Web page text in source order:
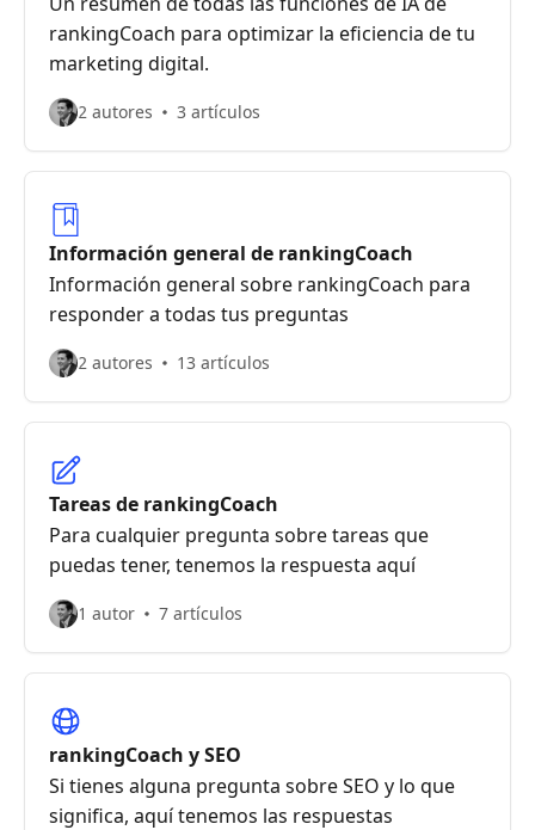
rankingCoach para optimizar la eficiencia de tu
marketing digital.
2 autores 3 artículos
Información general de rankingCoach
Información general sobre rankingCoach para
responder a todas tus preguntas
2 autores 13 artículos
Tareas de rankingCoach
Para cualquier pregunta sobre tareas que
puedas tener, tenemos la respuesta aquí
1 autor 7 artículos
rankingCoach y SEO
Si tienes alguna pregunta sobre SEO y lo que
significa, aquí tenemos las respuestas